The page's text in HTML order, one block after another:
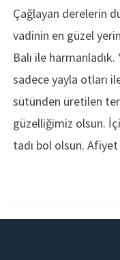
Çağlayan derelerin
vadinin en güzel
Balı ile
sadece yayla otları
sütünden üretilen
güzelliğimiz olsun.
tadı bol olsun.